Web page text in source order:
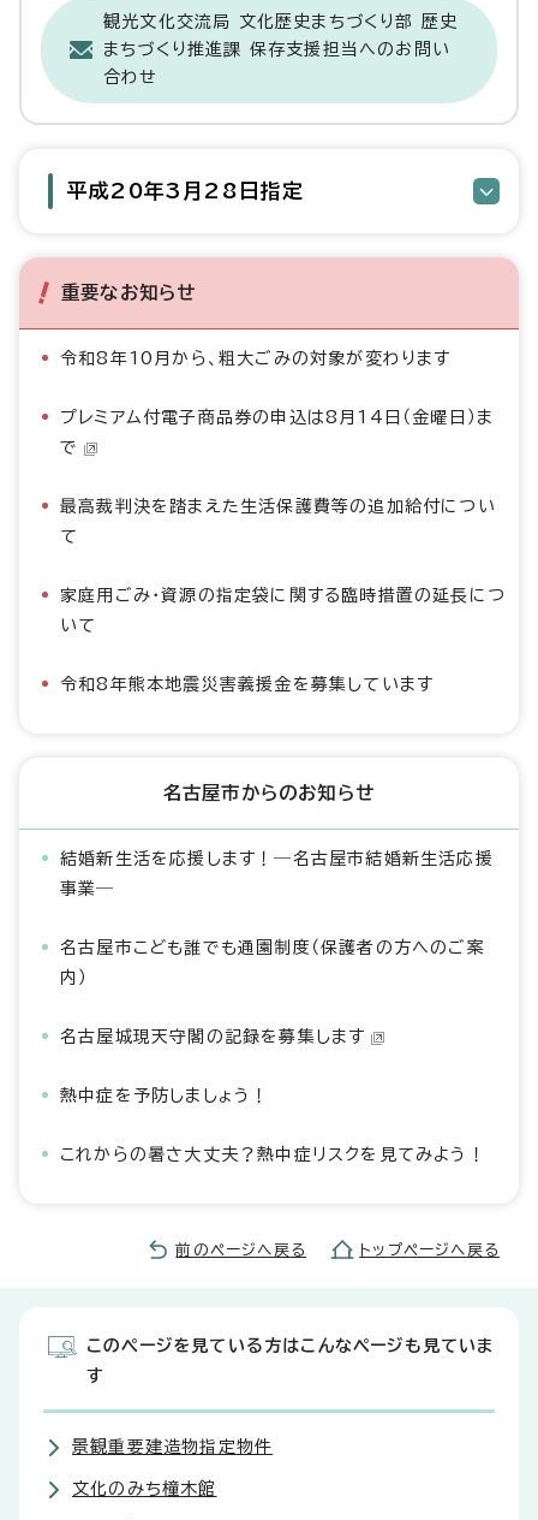
観光文化交流局 文化歴史まちづくり部 歴史
まちづくり推進課 保存支援担当へのお問い
合わせ
平成20年3月28日指定
重要なお知らせ
令和8年10月から、粗大ごみの対象が変わります
プレミアム付電子商品券の申込は8月14日（金曜日）ま
で
最高裁判決を踏まえた生活保護費等の追加給付につい
て
家庭用ごみ・資源の指定袋に関する臨時措置の延長につ
いて
令和8年熊本地震災害義援金を募集しています
名古屋市からのお知らせ
結婚新生活を応援します！―名古屋市結婚新生活応援
事業―
名古屋市こども誰でも通園制度（保護者の方へのご案
内）
名古屋城現天守閣の記録を募集します
熱中症を予防しましょう！
これからの暑さ大丈夫？熱中症リスクを見てみよう！
前のページへ戻る トップページへ戻る
このページを見ている方はこんなページも見ていま
す
景観重要建造物指定物件
文化のみち橦木館